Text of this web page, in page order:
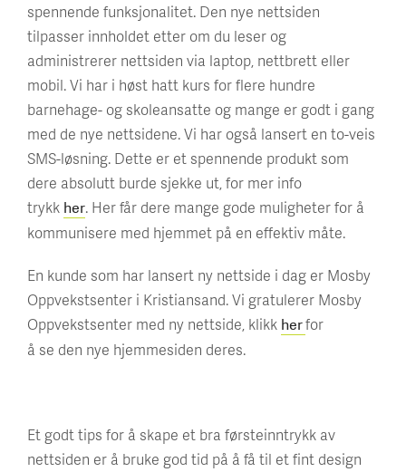
spennende funksjonalitet. Den nye nettsiden
tilpasser innholdet etter om du leser og
administrerer nettsiden via laptop, nettbrett eller
mobil. Vi har i høst hatt kurs for flere hundre
barnehage- og skoleansatte og mange er godt i gang
med de nye nettsidene. Vi har også lansert en to-veis
SMS-løsning. Dette er et spennende produkt som
dere absolutt burde sjekke ut, for mer info
trykk her. Her får dere mange gode muligheter for å
kommunisere med hjemmet på en effektiv måte.
En kunde som har lansert ny nettside i dag er Mosby
Oppvekstsenter i Kristiansand. Vi gratulerer Mosby
Oppvekstsenter med ny nettside, klikk herfor
å se den nye hjemmesiden deres.
Et godt tips for å skape et bra førsteinntrykk av
nettsiden er å bruke god tid på å få til et fint design